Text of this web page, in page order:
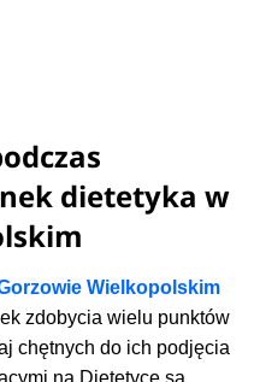
dietetyka w
Wielkopolskim
zdobycia wielu punktów
chętnych do ich podjęcia
na Dietetyce są